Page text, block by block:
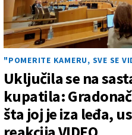
"POMERITE KAMERU, SVE SE
Uključila se na
kupatila:
šta joj je iza leđa,